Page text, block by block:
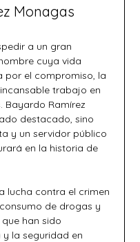
Monagas
a un gran
cuya vida
por el compromiso, la
trabajo en
Bayardo Ramírez
destacado, sino
y un servidor público
en la historia de
lucha contra el crimen
de drogas y
han sido
la seguridad en